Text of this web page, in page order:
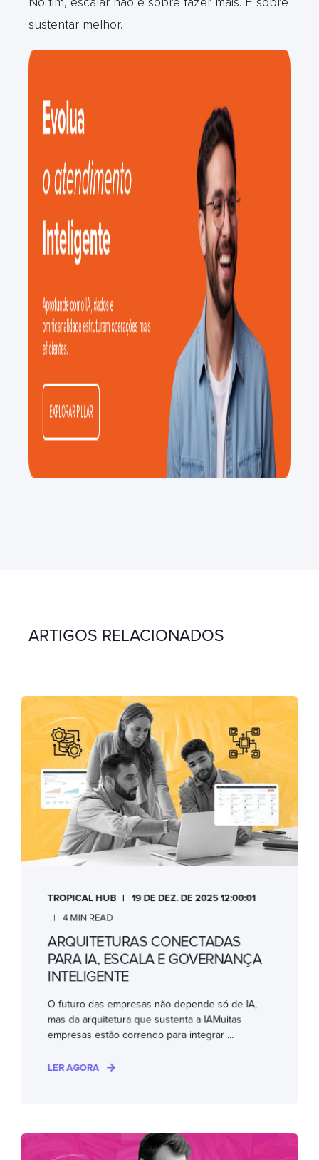
sustentar melhor.
ARTIGOS RELACIONADOS
TROPICAL HUB
19 DE DEZ. DE 2025 12:00:01
4 MIN READ
ARQUITETURAS CONECTADAS
PARA IA, ESCALA E GOVERNANÇA
INTELIGENTE
O futuro das empresas não depende só de IA,
mas da arquitetura que sustenta a IAMuitas
empresas estão correndo para integrar ...
LER AGORA